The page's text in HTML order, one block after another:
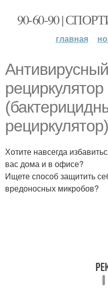
90-60-90 |
главная
рециркулятор
Хотите навсегда
вас дома и в офисе?
Ищете способ защитить
вредоносных микробов?